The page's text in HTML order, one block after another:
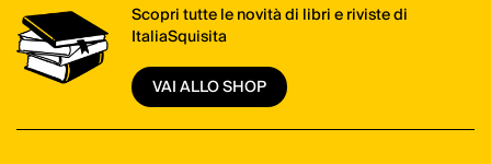
Scopri tutte le novità di libri e riviste di
ItaliaSquisita
VAI ALLO SHOP